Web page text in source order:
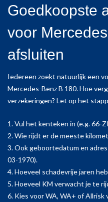
Goedkoopste
voor
afsluiten
Iedereen zoekt natuurlijk een
Mercedes-Benz B 180. Hoe
verzekeringen? Let op het
1. Vul het kenteken in (e.g. 66-
2. Wie rijdt er de meeste
3. Ook geboortedatum en
03-1970).
4. Hoeveel schadevrije jaren
5. Hoeveel KM verwacht je te
6. Kies voor WA, WA+ of Allrisk